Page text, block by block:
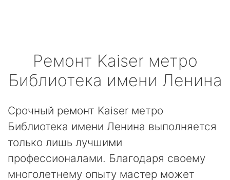
Ремонт Kaiser метро
Библиотека имени Ленина
Срочный ремонт Kaiser метро
Библиотека имени Ленина выполняется
только лишь лучшими
профессионалами. Благодаря своему
многолетнему опыту мастер может